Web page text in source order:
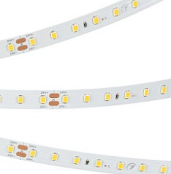
шинопровод